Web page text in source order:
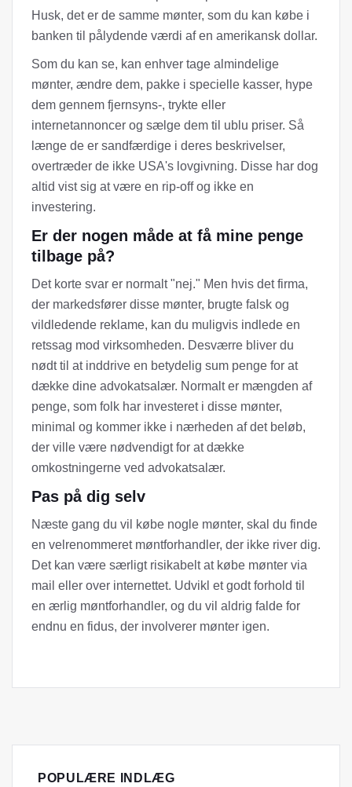
Husk, det er de samme mønter, som du kan købe i
banken til pålydende værdi af en amerikansk dollar.
Som du kan se, kan enhver tage almindelige
mønter, ændre dem, pakke i specielle kasser, hype
dem gennem fjernsyns-, trykte eller
internetannoncer og sælge dem til ublu priser. Så
længe de er sandfærdige i deres beskrivelser,
overtræder de ikke USA's lovgivning. Disse har dog
altid vist sig at være en rip-off og ikke en
investering.
Er der nogen måde at få mine penge
tilbage på?
Det korte svar er normalt "nej." Men hvis det firma,
der markedsfører disse mønter, brugte falsk og
vildledende reklame, kan du muligvis indlede en
retssag mod virksomheden. Desværre bliver du
nødt til at inddrive en betydelig sum penge for at
dække dine advokatsalær. Normalt er mængden af ​​
penge, som folk har investeret i disse mønter,
minimal og kommer ikke i nærheden af ​​det beløb,
der ville være nødvendigt for at dække
omkostningerne ved advokatsalær.
Pas på dig selv
Næste gang du vil købe nogle mønter, skal du finde
en velrenommeret møntforhandler, der ikke river dig.
Det kan være særligt risikabelt at købe mønter via
mail eller over internettet. Udvikl et godt forhold til
en ærlig møntforhandler, og du vil aldrig falde for
endnu en fidus, der involverer mønter igen.
POPULÆRE INDLÆG